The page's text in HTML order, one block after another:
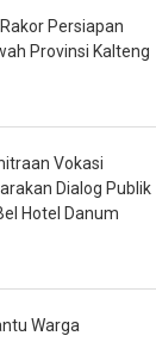
Persiapan
Provinsi Kalteng
Vokasi
Dialog Publik
Hotel Danum
Warga